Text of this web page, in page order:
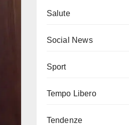
Salute
Social News
Sport
Tempo Libero
Tendenze